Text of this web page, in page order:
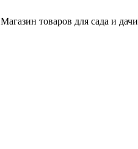
Магазин товаров для сада и дачи